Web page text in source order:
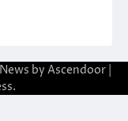
by Ascendoor|
.